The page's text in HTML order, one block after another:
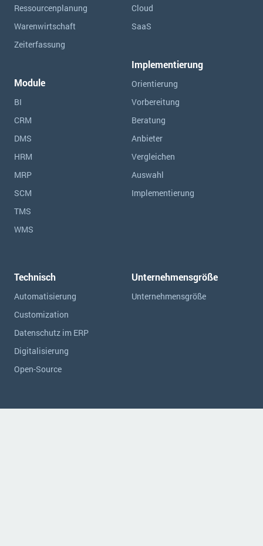
Ressourcen­planung
Warenwirtschaft
Zeiterfassung
Module
BI
CRM
DMS
HRM
MRP
SCM
TMS
WMS
Cloud
SaaS
Implementierung
Orientierung
Vorbereitung
Beratung
Anbieter
Vergleichen
Auswahl
Implementierung
Technisch
Automatisierung
Customization
Datenschutz im ERP
Digitalisierung
Open-Source
Unternehmensgröße
Unternehmensgröße